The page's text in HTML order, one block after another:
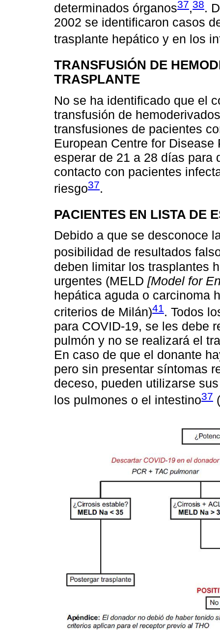
determinados órganos37,38.
2002 se identificaron casos
trasplante hepático y en los
TRANSFUSIÓN DE
TRASPLANTE
No se ha identificado que el
transfusión de
transfusiones de pacientes
European Centre for
esperar de 21 a 28 días para
contacto con pacientes
riesgo37.
PACIENTES EN LISTA DE
Debido a que se desconoce
posibilidad de resultados
deben limitar los trasplantes
urgentes (MELD [Model for
hepática aguda o carcinoma
criterios de Milán)41 . Todos
para COVID-19, se les debe
pulmón y no se realizará el
En caso de que el donante
pero sin presentar síntomas
deceso, pueden utilizarse
los pulmones o el intestino37 (